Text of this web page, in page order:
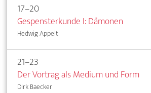
17–20
Gespensterkunde I: Dämonen
Hedwig Appelt
21–23
Der Vortrag als Medium und Form
Dirk Baecker